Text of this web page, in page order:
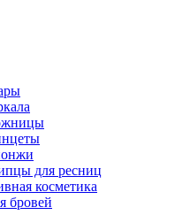
для ресниц
косметика
бровей